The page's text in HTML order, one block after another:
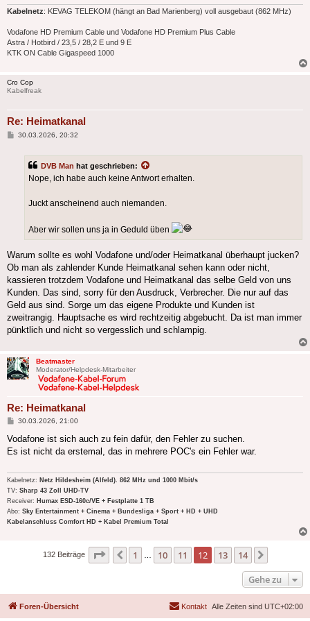
Kabelnetz: KEVAG TELEKOM (hängt an Bad Marienberg) voll ausgebaut (862 MHz)
Vodafone HD Premium Cable und Vodafone HD Premium Plus Cable
Astra / Hotbird / 23,5 / 28,2 E und 9 E
KTK ON Cable Gigaspeed 1000
Cro Cop
Kabelfreak
Re: Heimatkanal
Beitrag
30.03.2026, 20:32
DVB Man hat geschrieben:
Nope, ich habe auch keine Antwort erhalten.
Juckt anscheinend auch niemanden.
Aber wir sollen uns ja in Geduld üben
Warum sollte es wohl Vodafone und/oder Heimatkanal überhaupt jucken?
Ob man als zahlender Kunde Heimatkanal sehen kann oder nicht,
kassieren trotzdem Vodafone und Heimatkanal das selbe Geld von uns
Kunden. Das sind, sorry für den Ausdruck, Verbrecher. Die nur auf das
Geld aus sind. Sorge um das eigene Produkte und Kunden ist
zweitrangig. Hauptsache es wird rechtzeitig abgebucht. Da ist man immer
pünktlich und nicht so vergesslich und schlampig.
Beatmaster
Moderator/Helpdesk-Mitarbeiter
Re: Heimatkanal
Beitrag
30.03.2026, 21:00
Vodafone ist sich auch zu fein dafür, den Fehler zu suchen.
Es ist nicht da erstemal, das in mehrere POC's ein Fehler war.
Kabelnetz: Netz Hildesheim (Alfeld). 862 MHz und 1000 Mbit/s
TV: Sharp 43 Zoll UHD-TV
Receiver: Humax ESD-160c/VE + Festplatte 1 TB
Abo: Sky Entertainment + Cinema + Bundesliga + Sport + HD + UHD
Kabelanschluss Comfort HD + Kabel Premium Total
132 Beiträge Seite 12 von 14
Vorherige
1 10 11 12 13 14
Gehe zu
Foren-Übersicht Alle Zeiten sind UTC+02:00
Kontakt